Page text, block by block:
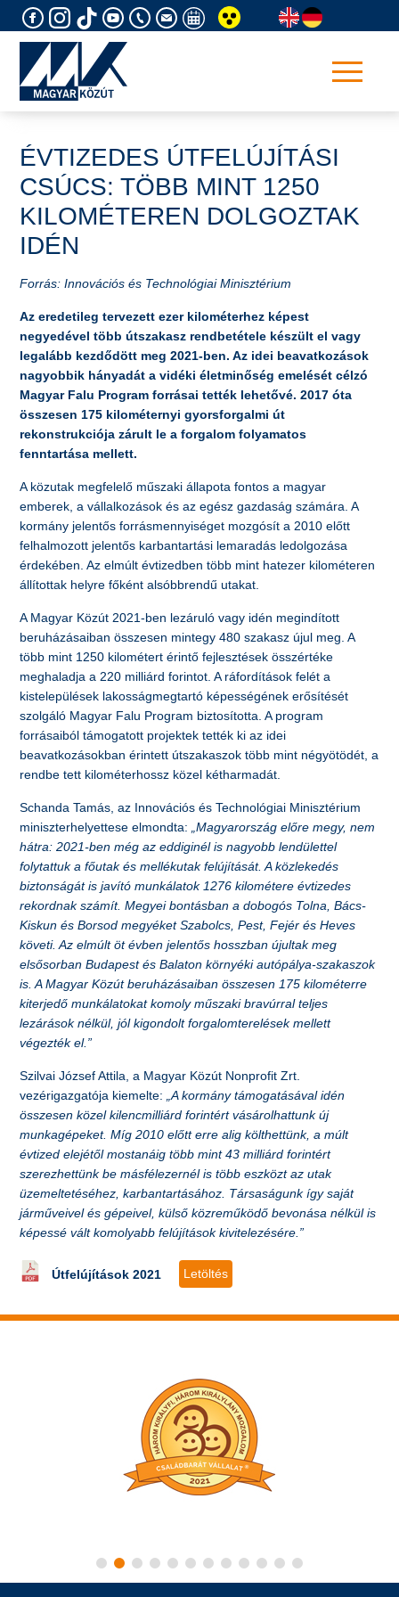
to
ÉVTIZEDES ÚTFELÚJÍTÁSI
CSÚCS: TÖBB MINT 1250
KILOMÉTEREN DOLGOZTAK
IDÉN
Forrás: Innovációs és Technológiai Minisztérium
Az eredetileg tervezett ezer kilométerhez képest
negyedével több útszakasz rendbetétele készült el vagy
legalább kezdődött meg 2021-ben. Az idei beavatkozások
nagyobbik hányadát a vidéki életminőség emelését célzó
Magyar Falu Program forrásai tették lehetővé. 2017 óta
összesen 175 kilométernyi gyorsforgalmi út
rekonstrukciója zárult le a forgalom folyamatos
fenntartása mellett.
A közutak megfelelő műszaki állapota fontos a magyar
emberek, a vállalkozások és az egész gazdaság számára. A
kormány jelentős forrásmennyiséget mozgósít a 2010 előtt
felhalmozott jelentős karbantartási lemaradás ledolgozása
érdekében. Az elmúlt évtizedben több mint hatezer kilométeren
állítottak helyre főként alsóbbrendű utakat.
A Magyar Közút 2021-ben lezáruló vagy idén megindított
beruházásaiban összesen mintegy 480 szakasz újul meg. A
több mint 1250 kilométert érintő fejlesztések összértéke
meghaladja a 220 milliárd forintot. A ráfordítások felét a
kistelepülések lakosságmegtartó képességének erősítését
szolgáló Magyar Falu Program biztosította. A program
forrásaiból támogatott projektek tették ki az idei
beavatkozásokban érintett útszakaszok több mint négyötödét, a
rendbe tett kilométerhossz közel kétharmadát.
Schanda Tamás, az Innovációs és Technológiai Minisztérium
miniszterhelyettese elmondta:
„Magyarország előre megy, nem
hátra: 2021-ben még az eddiginél is nagyobb lendülettel
folytattuk a főutak és mellékutak felújítását. A közlekedés
biztonságát is javító munkálatok 1276 kilométere évtizedes
rekordnak számít. Megyei bontásban a dobogós Tolna, Bács-
Kiskun és Borsod megyéket Szabolcs, Pest, Fejér és Heves
követi. Az elmúlt öt évben jelentős hosszban újultak meg
elsősorban Budapest és Balaton környéki autópálya-szakaszok
is. A Magyar Közút beruházásaiban összesen 175 kilométerre
kiterjedő munkálatokat komoly műszaki bravúrral teljes
lezárások nélkül, jól kigondolt forgalomterelések mellett
végezték el.”
Szilvai József Attila, a Magyar Közút Nonprofit Zrt.
vezérigazgatója kiemelte:
„A kormány támogatásával idén
összesen közel kilencmilliárd forintért vásárolhattunk új
munkagépeket. Míg 2010 előtt erre alig költhettünk, a múlt
évtized elejétől mostanáig több mint 43 milliárd forintért
szerezhettünk be másfélezernél is több eszközt az utak
üzemeltetéséhez, karbantartásához. Társaságunk így saját
járműveivel és gépeivel, külső közreműködő bevonása nélkül is
képessé vált komolyabb felújítások kivitelezésére.”
Útfelújítások 2021 Letöltés